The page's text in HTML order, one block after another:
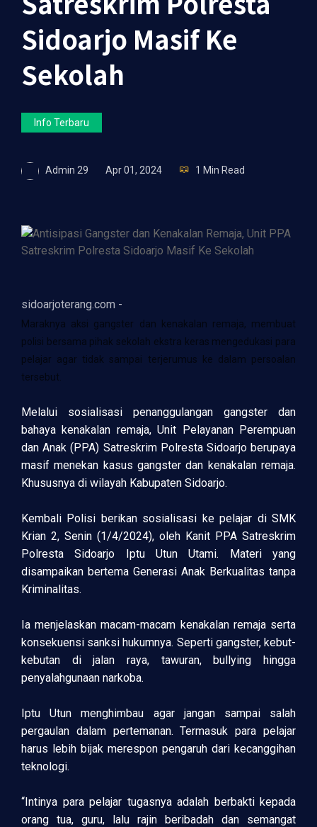
Sidoarjo Masif Ke
Sekolah
Info Terbaru
Admin 29 Apr 01, 2024 1 Min Read
sidoarjoterang.com -
Maraknya aksi gangster dan kenakalan remaja, membuat
polisi bersama pihak sekolah ekstra keras mengedukasi para
pelajar agar tidak sampai terjerumus ke dalam persoalan
tersebut.
Melalui sosialisasi penanggulangan gangster dan
bahaya kenakalan remaja, Unit Pelayanan Perempuan
dan Anak (PPA) Satreskrim Polresta Sidoarjo berupaya
masif menekan kasus gangster dan kenakalan remaja.
Khususnya di wilayah Kabupaten Sidoarjo.
Kembali Polisi berikan sosialisasi ke pelajar di SMK
Krian 2, Senin (1/4/2024), oleh Kanit PPA Satreskrim
Polresta Sidoarjo Iptu Utun Utami. Materi yang
disampaikan bertema Generasi Anak Berkualitas tanpa
Kriminalitas.
Ia menjelaskan macam-macam kenakalan remaja serta
konsekuensi sanksi hukumnya. Seperti gangster, kebut-
kebutan di jalan raya, tawuran, bullying hingga
penyalahgunaan narkoba.
Iptu Utun menghimbau agar jangan sampai salah
pergaulan dalam pertemanan. Termasuk para pelajar
harus lebih bijak merespon pengaruh dari kecanggihan
teknologi.
“Intinya para pelajar tugasnya adalah berbakti kepada
orang tua, guru, lalu rajin beribadah dan semangat